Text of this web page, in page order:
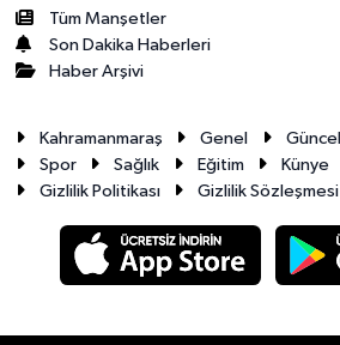
Tüm Manşetler
Son Dakika Haberleri
Haber Arşivi
Kahramanmaraş Genel Güncel
Spor
Sağlık Eğitim Künye
Gizlilik Politikası
Gizlilik Sözleşmesi